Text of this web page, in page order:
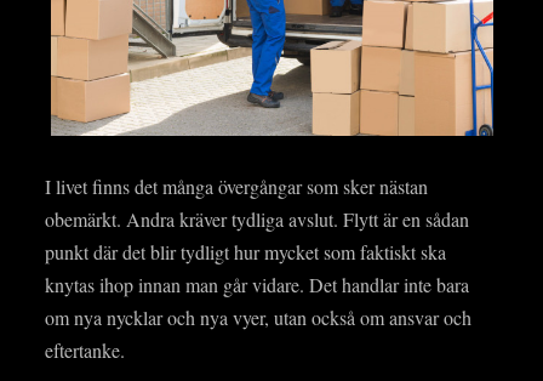
I livet finns det många övergångar som sker nästan
obemärkt. Andra kräver tydliga avslut. Flytt är en sådan
punkt där det blir tydligt hur mycket som faktiskt ska
knytas ihop innan man går vidare. Det handlar inte bara
om nya nycklar och nya vyer, utan också om ansvar och
eftertanke.